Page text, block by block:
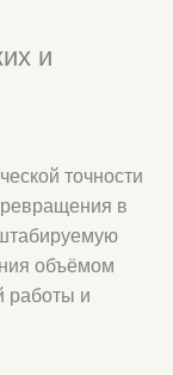
и
точности
в
объёмом
работы и